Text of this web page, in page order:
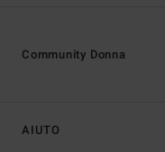
AIUTO
Community Donna